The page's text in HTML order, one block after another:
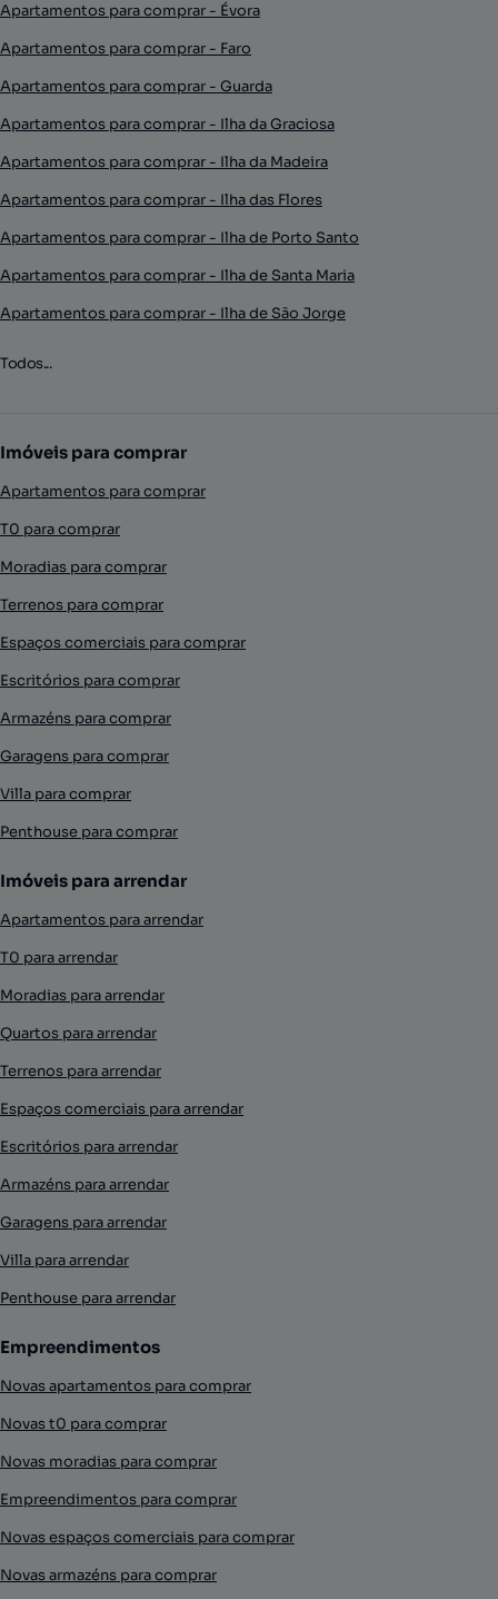
Apartamentos para comprar - Évora
Apartamentos para comprar - Faro
Apartamentos para comprar - Guarda
Apartamentos para comprar - Ilha da Graciosa
Apartamentos para comprar - Ilha da Madeira
Apartamentos para comprar - Ilha das Flores
Apartamentos para comprar - Ilha de Porto Santo
Apartamentos para comprar - Ilha de Santa Maria
Apartamentos para comprar - Ilha de São Jorge
Todos...
Imóveis para comprar
Apartamentos para comprar
T0 para comprar
Moradias para comprar
Terrenos para comprar
Espaços comerciais para comprar
Escritórios para comprar
Armazéns para comprar
Garagens para comprar
Villa para comprar
Penthouse para comprar
Imóveis para arrendar
Apartamentos para arrendar
T0 para arrendar
Moradias para arrendar
Quartos para arrendar
Terrenos para arrendar
Espaços comerciais para arrendar
Escritórios para arrendar
Armazéns para arrendar
Garagens para arrendar
Villa para arrendar
Penthouse para arrendar
Empreendimentos
Novas apartamentos para comprar
Novas t0 para comprar
Novas moradias para comprar
Empreendimentos para comprar
Novas espaços comerciais para comprar
Novas armazéns para comprar